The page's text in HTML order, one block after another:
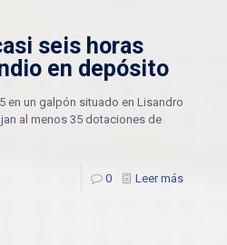
seis horas
en depósito
en un galpón situado en Lisandro
al menos 35 dotaciones de
0 Leer más